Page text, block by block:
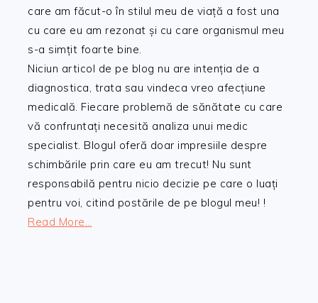
care am făcut-o în stilul meu de viață a fost una
cu care eu am rezonat și cu care organismul meu
s-a simțit foarte bine.
Niciun articol de pe blog nu are intenția de a
diagnostica, trata sau vindeca vreo afecțiune
medicală. Fiecare problemă de sănătate cu care
vă confruntați necesită analiza unui medic
specialist. Blogul oferă doar impresiile despre
schimbările prin care eu am trecut! Nu sunt
responsabilă pentru nicio decizie pe care o luați
pentru voi, citind postările de pe blogul meu! !
Read More…